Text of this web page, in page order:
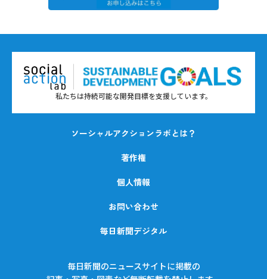
私たちは持続可能な開発目標を支援しています。
ソーシャルアクションラボとは？
著作権
個人情報
お問い合わせ
毎日新聞デジタル
毎日新聞のニュースサイトに掲載の